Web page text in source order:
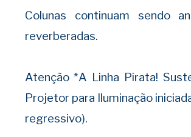
Colunas continuam sendo
reverberadas.
Atenção *A Linha Pirata!
Projetor para Iluminação
regressivo).